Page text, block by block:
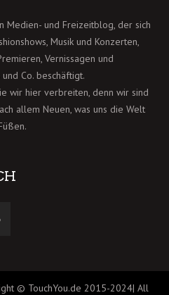
Medien- und Freizeitblog, der sich
Musik und Konzerten,
Vernissagen und
Co. beschäftigt.
wir hier verbreiten, denn wir sind
allem Neuen, was uns die Welt
© TouchYou.de 2015-2024| All